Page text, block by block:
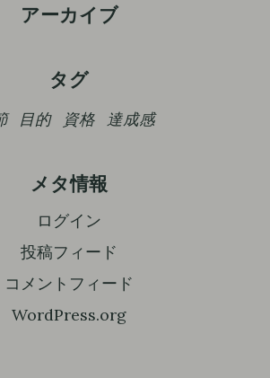
アーカイブ
タグ
目的 資格 達成感
メタ情報
ログイン
投稿フィード
コメントフィード
WordPress.org